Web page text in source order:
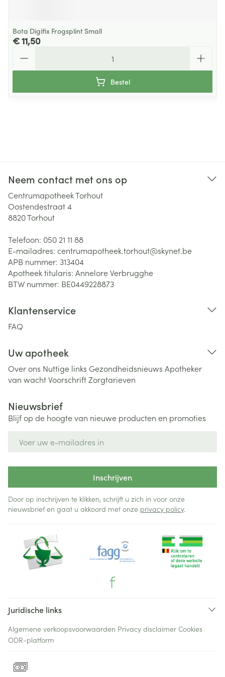
Bota Digifix Frogsplint Small
€ 11,50
Bestel
Neem contact met ons op
Centrumapotheek Torhout
Oostendestraat 4
8820Torhout
Telefoon: 050 21 11 88
E-mailadres: centrumapotheek.torhout@skynet.be
APB nummer: 313404
Apotheek titularis: Annelore Verbrugghe
BTW nummer: BE0449228873
Klantenservice
FAQ
Uw apotheek
Over ons Nuttige links Gezondheidsnieuws Apotheker
van wachtVoorschriftZorgtarieven
Nieuwsbrief
Blijf op de hoogte van nieuwe producten en promoties
Inschrijven
Door op inschrijven te klikken, schrijft u zich in voor onze
nieuwsbrief en gaat u akkoord met onze privacy policy.
Juridische links
Algemene verkoopsvoorwaarden Privacy disclaimer Cookies
ODR-platform